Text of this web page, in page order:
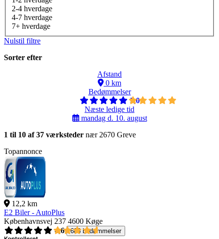
2-4 hverdage
4-7 hverdage
7+ hverdage
Nulstil filtre
Sorter efter
Afstand
0 km
Bedømmelser
5,0
Næste ledige tid
mandag d. 10. august
1 til 10 af 37 værksteder nær 2670 Greve
Topannonce
12,2 km
E2 Biler - AutoPlus
Københavnsvej 237 4600 Køge
4,6
688 bedømmelser